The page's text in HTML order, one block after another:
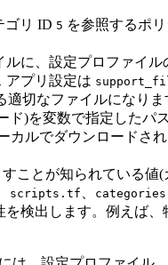
ゴリ ID 5 を参照するポ
ルに、設定プロファイル
アプリ設定は
なファイルになりま
ド)を変数で指定したパ
カルでダウンロードされ
ことが知られている値
scripts.tf
検出します。例えば